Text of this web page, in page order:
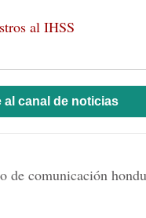
al IHSS
al canal de noticias
comunicación